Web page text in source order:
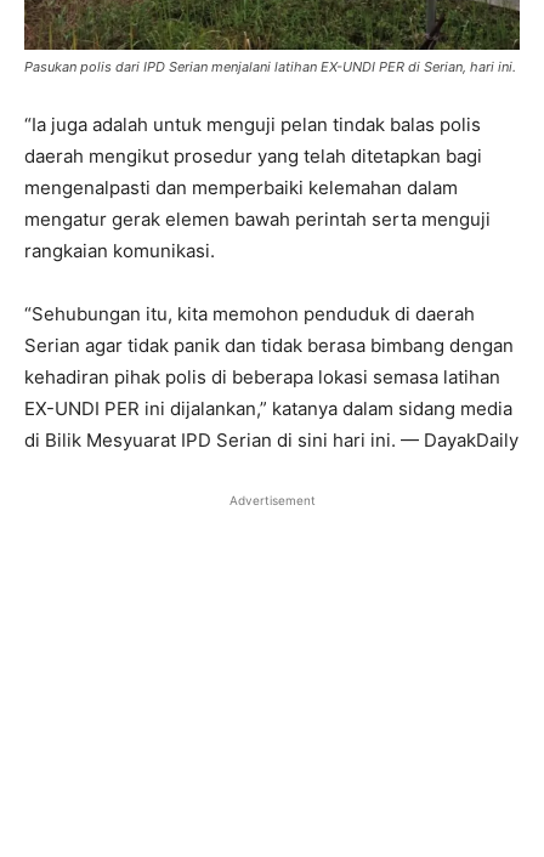
Pasukan polis dari IPD Serian menjalani latihan EX-UNDI PER di Serian, hari ini.
“Ia juga adalah untuk menguji pelan tindak balas polis
daerah mengikut prosedur yang telah ditetapkan bagi
mengenalpasti dan memperbaiki kelemahan dalam
mengatur gerak elemen bawah perintah serta menguji
rangkaian komunikasi.
“Sehubungan itu, kita memohon penduduk di daerah
Serian agar tidak panik dan tidak berasa bimbang dengan
kehadiran pihak polis di beberapa lokasi semasa latihan
EX-UNDI PER ini dijalankan,” katanya dalam sidang media
di Bilik Mesyuarat IPD Serian di sini hari ini. — DayakDaily
Advertisement